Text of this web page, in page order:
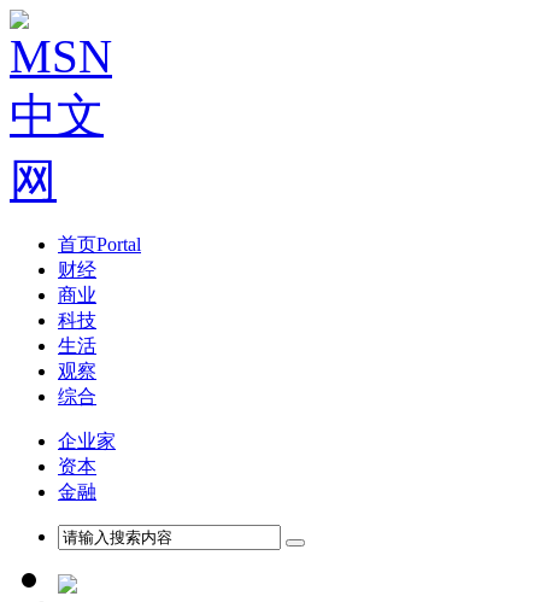
首页Portal
财经
商业
科技
生活
观察
综合
企业家
资本
金融